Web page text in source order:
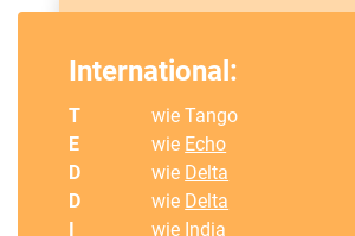
International:
T
wie Tango
E
wie Echo
D
wie Delta
D
wie Delta
wie India